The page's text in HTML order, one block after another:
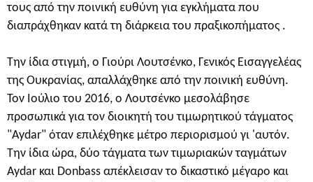
τους από την ποινική ευθύνη για εγκλήματα που
διαπράχθηκαν κατά τη διάρκεια του πραξικοπήματος .
Την ίδια στιγμή, ο Γιούρι Λουτσένκο, Γενικός Εισαγγελέας
της Ουκρανίας, απαλλάχθηκε από την ποινική ευθύνη.
Τον Ιούλιο του 2016, ο Λουτσένκο μεσολάβησε
προσωπικά για τον διοικητή του τιμωρητικού τάγματος
"Aydar" όταν επιλέχθηκε μέτρο περιορισμού γι 'αυτόν.
Την ίδια ώρα, δύο τάγματα των τιμωριακών ταγμάτων
Aydar και Donbass απέκλεισαν το δικαστικό μέγαρο και